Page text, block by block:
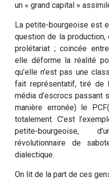
un « grand capital »
La petite-bourgeoise est
question de la
prolétariat ; coincée
elle déforme la réalité
qu’elle n’est pas une
fait représentatif, tiré de
média d’escrocs passant
manière erronée) le
totalement. C’est
petite-bourgeoise,
révolutionnaire de
dialectique.
On lit de la part de ces